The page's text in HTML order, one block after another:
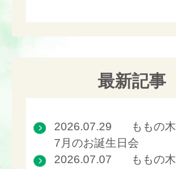
最新記事
2026.07.29
ももの木
7月のお誕生日会
2026.07.07
ももの木